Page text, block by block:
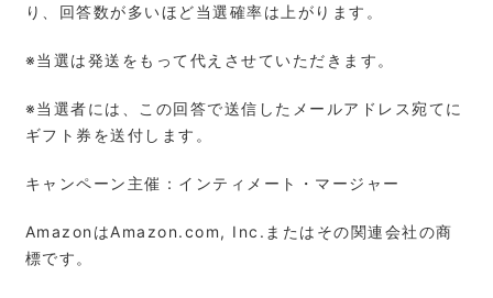
り、回答数が多いほど当選確率は上がります。
※当選は発送をもって代えさせていただきます。
※当選者には、この回答で送信したメールアドレス宛てに
ギフト券を送付します。
キャンペーン主催：インティメート・マージャー
AmazonはAmazon.com, Inc.またはその関連会社の商
標です。